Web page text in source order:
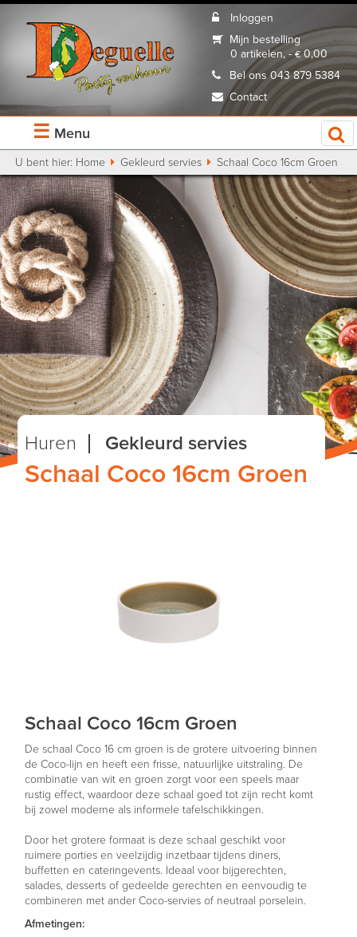
Inloggen
Mijn bestelling
0 artikelen, - € 0,00
Bel ons 043 879 5384
Contact
☰ Menu
U bent hier: Home Gekleurd servies Schaal Coco 16cm Groen
Huren Gekleurd servies
Schaal Coco 16cm Groen
Schaal Coco 16cm Groen
De schaal Coco 16 cm groen is de grotere uitvoering binnen
de Coco-lijn en heeft een frisse, natuurlijke uitstraling. De
combinatie van wit en groen zorgt voor een speels maar
rustig effect, waardoor deze schaal goed tot zijn recht komt
bij zowel moderne als informele tafelschikkingen.
Door het grotere formaat is deze schaal geschikt voor
ruimere porties en veelzijdig inzetbaar tijdens diners,
buffetten en cateringevents. Ideaal voor bijgerechten,
salades, desserts of gedeelde gerechten en eenvoudig te
combineren met ander Coco-servies of neutraal porselein.
Afmetingen: